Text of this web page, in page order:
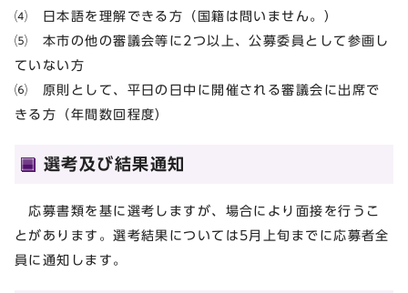
⑷ 日本語を理解できる方（国籍は問いません。）
⑸ 本市の他の審議会等に2つ以上、公募委員として参画し
ていない方
⑹ 原則として、平日の日中に開催される審議会に出席で
きる方（年間数回程度）
選考及び結果通知
応募書類を基に選考しますが、場合により面接を行うこ
とがあります。選考結果については5月上旬までに応募者全
員に通知します。